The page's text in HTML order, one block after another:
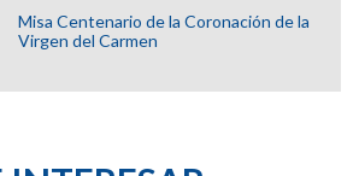
Misa Centenario de la Coronación de la
Virgen del Carmen